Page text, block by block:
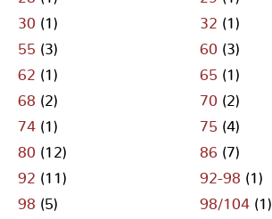
30 (1) 32 (1)
55 (3) 60 (3)
62 (1) 65 (1)
68 (2) 70 (2)
74 (1) 75 (4)
80 (12) 86 (7)
92 (11) 92-98 (1)
98 (5) 98/104 (1)